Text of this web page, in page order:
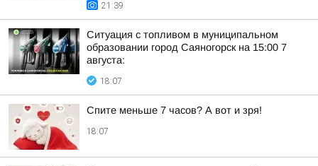
21:39
Ситуация с топливом в муниципальном
образовании город Саяногорск на 15:00 7
августа:
18:07
Спите меньше 7 часов? А вот и зря!
18:07